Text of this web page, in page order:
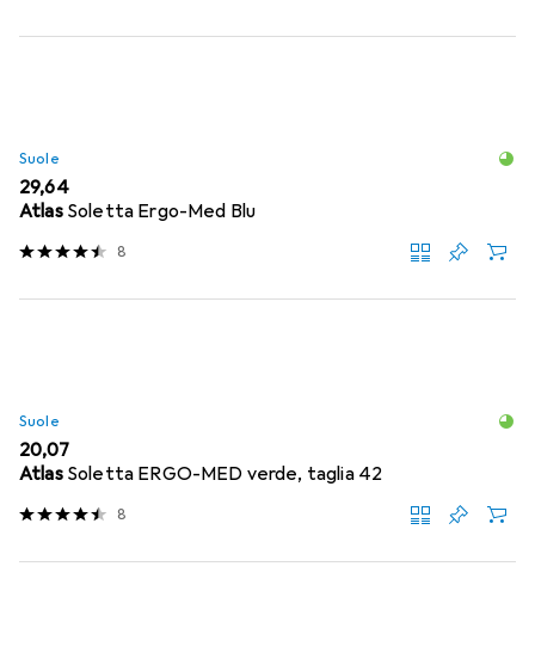
Suole
EUR
29,64
Atlas Soletta Ergo-Med Blu
8
Suole
EUR
20,07
Atlas Soletta ERGO-MED verde, taglia 42
8